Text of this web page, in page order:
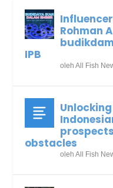
Rohman
IPB
olehAll Fish
obstacles
olehAll Fish